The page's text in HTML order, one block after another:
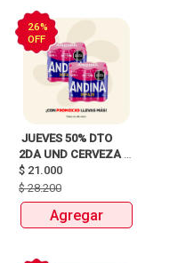
26%
OFF
JUEVES 50% DTO
2DA UND CERVEZA
ANDINA, SOL,
HEINEKEN, MILLER, 3
CORDILLERAS
$ 21.000
$28.200
Agregar